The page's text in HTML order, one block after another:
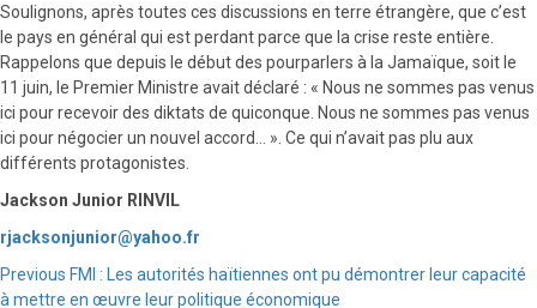
Soulignons, après toutes ces discussions en terre étrangère, que c’est
le pays en général qui est perdant parce que la crise reste entière.
Rappelons que depuis le début des pourparlers à la Jamaïque, soit le
11 juin, le Premier Ministre avait déclaré : « Nous ne sommes pas venus
ici pour recevoir des diktats de quiconque. Nous ne sommes pas venus
ici pour négocier un nouvel accord… ». Ce qui n’avait pas plu aux
différents protagonistes.
Jackson Junior RINVIL
rjacksonjunior@yahoo.fr
Continue
Previous FMI : Les autorités haïtiennes ont pu démontrer leur capacité
à mettre en œuvre leur politique économique